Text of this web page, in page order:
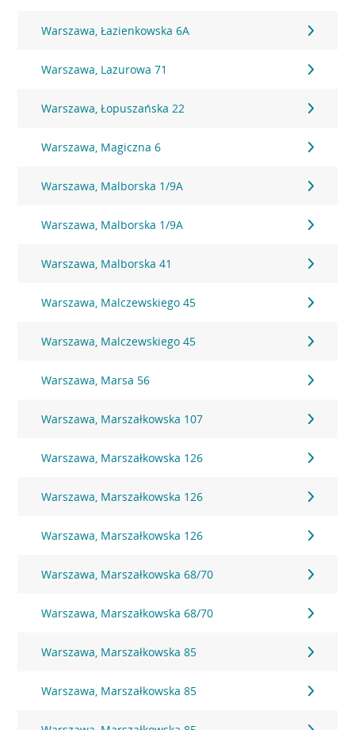
Warszawa, Łazienkowska 6A
Warszawa, Lazurowa 71
Warszawa, Łopuszańska 22
Warszawa, Magiczna 6
Warszawa, Malborska 1/9A
Warszawa, Malborska 1/9A
Warszawa, Malborska 41
Warszawa, Malczewskiego 45
Warszawa, Malczewskiego 45
Warszawa, Marsa 56
Warszawa, Marszałkowska 107
Warszawa, Marszałkowska 126
Warszawa, Marszałkowska 126
Warszawa, Marszałkowska 126
Warszawa, Marszałkowska 68/70
Warszawa, Marszałkowska 68/70
Warszawa, Marszałkowska 85
Warszawa, Marszałkowska 85